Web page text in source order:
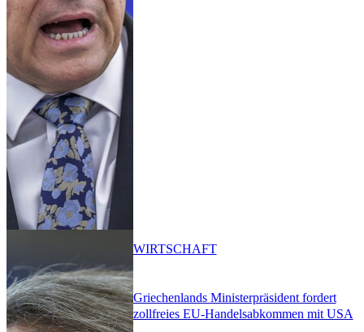
Griechenlands Ministerpräsident fordert
zollfreies EU-Handelsabkommen mit USA
WIRTSCHAFT